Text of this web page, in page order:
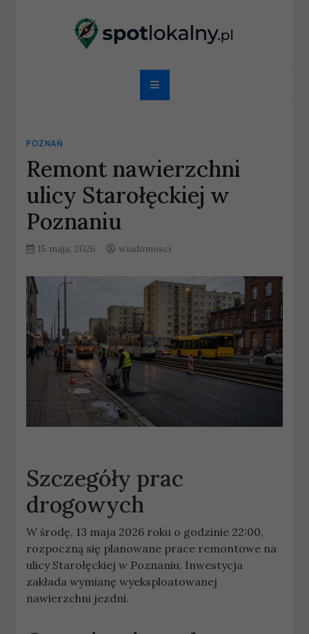
spotlokalny.pl
POZNAŃ
Remont nawierzchni
ulicy Starołęckiej w
Poznaniu
15 maja, 2026 wiadomosci
Szczegóły prac
drogowych
W środę, 13 maja 2026 roku o godzinie 22:00,
rozpoczną się planowane prace remontowe na
ulicy Starołęckiej w Poznaniu. Inwestycja
zakłada wymianę wyeksploatowanej
nawierzchni jezdni.